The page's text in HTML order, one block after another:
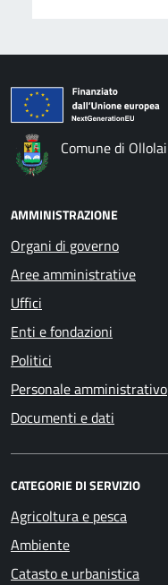
Comune di Ollolai
AMMINISTRAZIONE
Organi di governo
Aree amministrative
Uffici
Enti e fondazioni
Politici
Personale amministrativo
Documenti e dati
CATEGORIE DI SERVIZIO
Agricoltura e pesca
Ambiente
Catasto e urbanistica